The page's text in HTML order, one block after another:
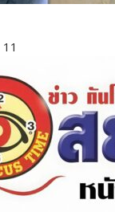
11